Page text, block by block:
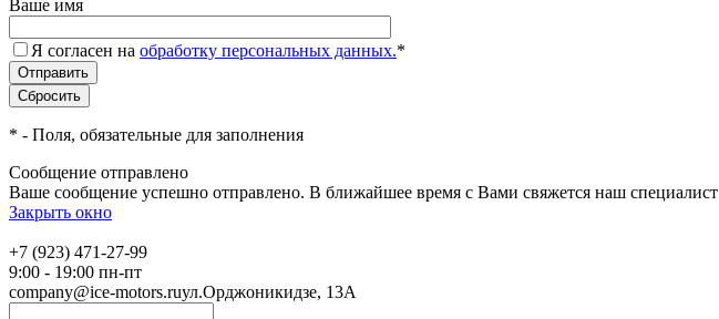
Ваше имя
Я согласен на обработку персональных данных.*
* - Поля, обязательные для заполнения
Сообщение отправлено
Ваше сообщение успешно отправлено. В ближайшее время с Вами свяжется наш специалист
Закрыть окно
+7 (923) 471-27-99
9:00 - 19:00 пн-пт
company@ice-motors.ruул.Орджоникидзе, 13А